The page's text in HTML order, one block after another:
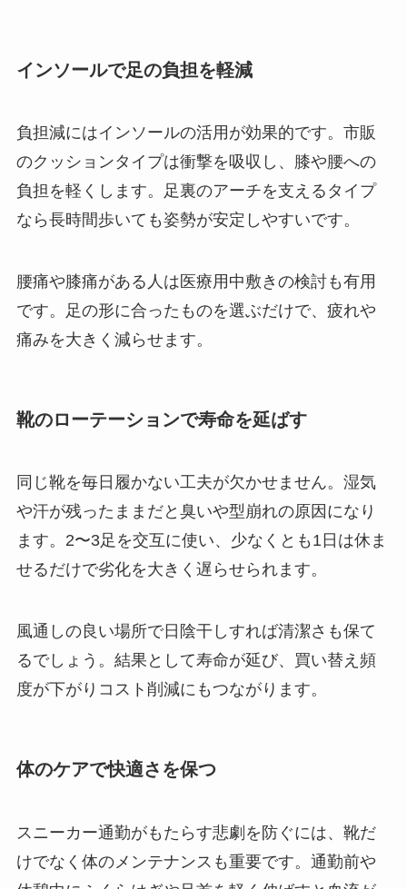
インソールで足の負担を軽減
負担減にはインソールの活用が効果的です。市販
のクッションタイプは衝撃を吸収し、膝や腰への
負担を軽くします。足裏のアーチを支えるタイプ
なら長時間歩いても姿勢が安定しやすいです。
腰痛や膝痛がある人は医療用中敷きの検討も有用
です。足の形に合ったものを選ぶだけで、疲れや
痛みを大きく減らせます。
靴のローテーションで寿命を延ばす
同じ靴を毎日履かない工夫が欠かせません。湿気
や汗が残ったままだと臭いや型崩れの原因になり
ます。2〜3足を交互に使い、少なくとも1日は休ま
せるだけで劣化を大きく遅らせられます。
風通しの良い場所で日陰干しすれば清潔さも保て
るでしょう。結果として寿命が延び、買い替え頻
度が下がりコスト削減にもつながります。
体のケアで快適さを保つ
スニーカー通勤がもたらす悲劇を防ぐには、靴だ
けでなく体のメンテナンスも重要です。通勤前や